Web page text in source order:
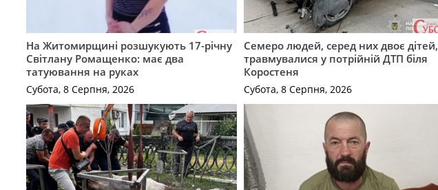
На Житомирщині розшукують 17-річну
Світлану Ромащенко: має два
татуювання на руках
Субота, 8 Серпня, 2026
Семеро людей, серед них двоє дітей,
травмувалися у потрійній ДТП біля
Коростеня
Субота, 8 Серпня, 2026